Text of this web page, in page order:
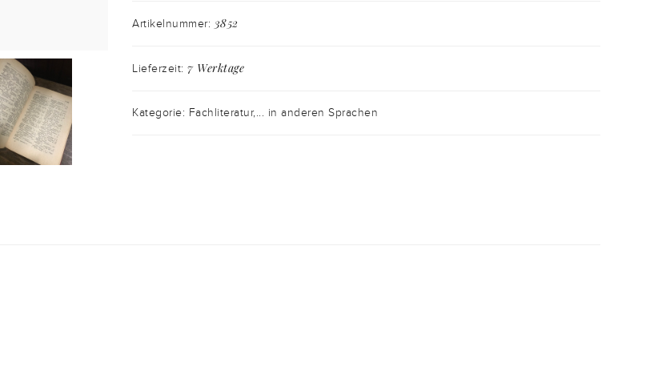
Artikelnummer: 3852
Lieferzeit: 7 Werktage
Kategorie: Fachliteratur,... in anderen Sprachen